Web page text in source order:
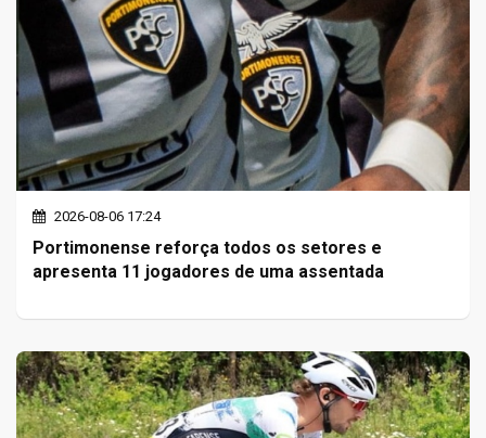
2026-08-06 17:24
Portimonense reforça todos os setores e
apresenta 11 jogadores de uma assentada